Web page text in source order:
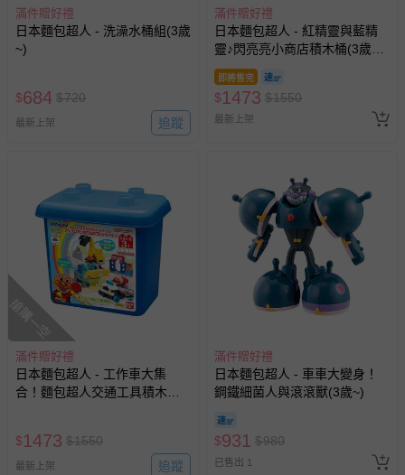
滿件贈好禮
日本麵包超人 - 洗澡水桶組(3歲
~)
$684 $720
最新上架 追蹤
滿件贈好禮
日本麵包超人 - 紅精靈與藍精
靈♪閃亮亮小商店積木桶(3歲以
上~)
即將售完
$1473 $1550
最新上架
搶購一空
滿件贈好禮
日本麵包超人 - 工作車大集
合！麵包超人交通工具積木桶
$1473 $1550
最新上架 追蹤
滿件贈好禮
日本麵包超人 - 車車大變身！
鋼鐵細菌人與滾滾獸(3歲~)
$931 $980
已售出 1